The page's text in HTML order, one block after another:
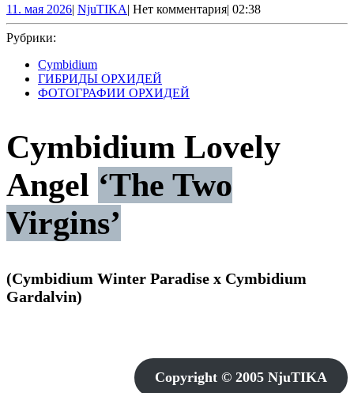
11. мая 202611.
мая
| NjuTIKANjuTIKA
| Нет комментария| 02:38
Рубрики:
Cymbidium
ГИБРИДЫ ОРХИДЕЙ
ФОТОГРАФИИ ОРХИДЕЙ
Cymbidium Lovely
Angel ‘The Two
Virgins’
(Cymbidium Winter Paradise x Cymbidium
Gardalvin)
Copyright © 2005 NjuTIKA